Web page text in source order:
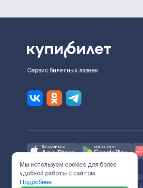
Сервис билетных лазеек
Ж/Д билеты предоставляются
Мы используем cookies для более
удобной работы с сайтом.
Подробнее